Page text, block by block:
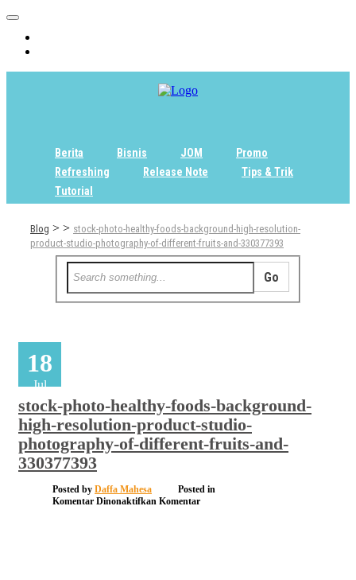
Berita Bisnis JOM
Promo
Refreshing
Release Note
Tips & Trik
Tutorial
Blog > > stock-photo-healthy-foods-background-high-resolution-
product-studio-photography-of-different-fruits-and-330377393
18
Jul
stock-photo-healthy-foods-background-
high-resolution-product-studio-
photography-of-different-fruits-and-
330377393
Posted by Daffa Mahesa
Posted in
Komentar Dinonaktifkan pada
Komentar